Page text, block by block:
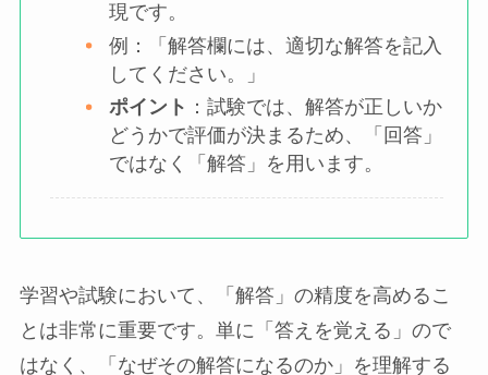
現です。
例：「解答欄には、適切な解答を記入
してください。」
ポイント ：試験では、解答が正しいか
どうかで評価が決まるため、「回答」
ではなく「解答」を用います。
学習や試験において、「解答」の精度を高めるこ
とは非常に重要です。単に「答えを覚える」ので
はなく、「なぜその解答になるのか」を理解する